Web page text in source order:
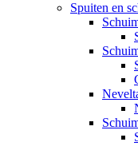
Spuiten en